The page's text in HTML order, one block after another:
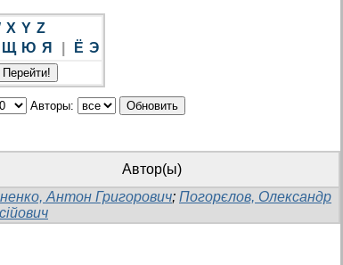
X Y Z
Щ Ю Я Ё Э
Авторы:
Автор(ы)
Антон Григорович; Погорєлов, Олександр